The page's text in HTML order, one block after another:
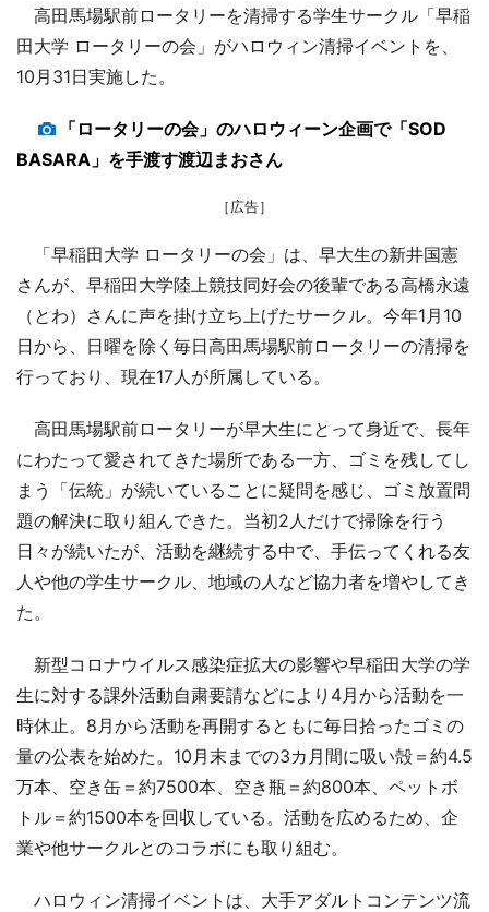
高田馬場駅前ロータリーを清掃する学生サークル「早稲
田大学 ロータリーの会」がハロウィン清掃イベントを、
10月31日実施した。
「ロータリーの会」のハロウィーン企画で「SOD
BASARA」を手渡す渡辺まおさん
［広告］
「早稲田大学 ロータリーの会」は、早大生の新井国憲
さんが、早稲田大学陸上競技同好会の後輩である高橋永遠
（とわ）さんに声を掛け立ち上げたサークル。今年1月10
日から、日曜を除く毎日高田馬場駅前ロータリーの清掃を
行っており、現在17人が所属している。
高田馬場駅前ロータリーが早大生にとって身近で、長年
にわたって愛されてきた場所である一方、ゴミを残してし
まう「伝統」が続いていることに疑問を感じ、ゴミ放置問
題の解決に取り組んできた。当初2人だけで掃除を行う
日々が続いたが、活動を継続する中で、手伝ってくれる友
人や他の学生サークル、地域の人など協力者を増やしてき
た。
新型コロナウイルス感染症拡大の影響や早稲田大学の学
生に対する課外活動自粛要請などにより4月から活動を一
時休止。8月から活動を再開するともに毎日拾ったゴミの
量の公表を始めた。10月末までの3カ月間に吸い殻＝約4.5
万本、空き缶＝約7500本、空き瓶＝約800本、ペットボ
トル＝約1500本を回収している。活動を広めるため、企
業や他サークルとのコラボにも取り組む。
ハロウィン清掃イベントは、大手アダルトコンテンツ流